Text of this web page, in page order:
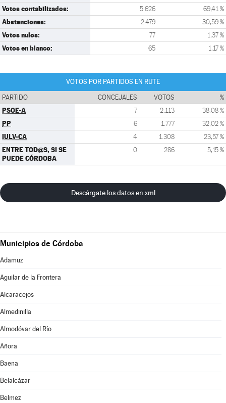
Votos contabilizados: 5.626 69,41 %
Abstenciones: 2.479 30,59 %
Votos nulos: 77 1,37 %
Votos en blanco: 65 1,17 %
VOTOS POR PARTIDOS EN RUTE
PARTIDO CONCEJALES VOTOS %
PSOE-A 7 2.113 38,08 %
PP 6 1.777 32,02 %
IULV-CA 4 1.308 23,57 %
ENTRE TOD@S, SI SE
PUEDE CÓRDOBA
0 286 5,15 %
Descárgate los datos en xml
Municipios de Córdoba
Adamuz
Aguilar de la Frontera
Alcaracejos
Almedinilla
Almodóvar del Río
Añora
Baena
Belalcázar
Belmez